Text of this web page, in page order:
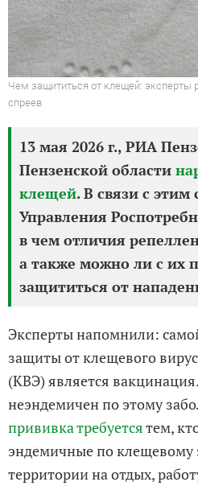
Чем защититься от клещей: эксперты
спреев
13 мая 2026 г., РИА
Пензенской области
клещей. В связи с
Управления
в чем отличия
а также можно ли с их
защититься от
Эксперты напомнили:
защиты от клещевого
(КВЭ) является
неэндемичен по этому
прививка требуетсятем,
эндемичные по клещевому
территории на отдых,